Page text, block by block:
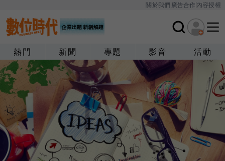
關於我們廣告合作內容授權
熱門 新聞 專題 影音 活動